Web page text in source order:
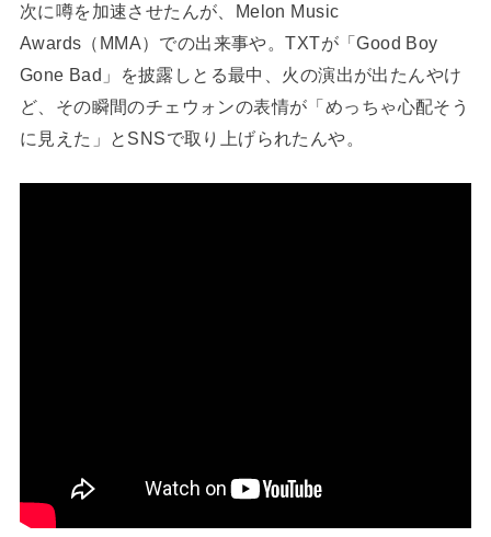
次に噂を加速させたんが、Melon Music
Awards（MMA）での出来事や。TXTが「Good Boy
Gone Bad」を披露しとる最中、火の演出が出たんやけ
ど、その瞬間のチェウォンの表情が「めっちゃ心配そう
に見えた」とSNSで取り上げられたんや。